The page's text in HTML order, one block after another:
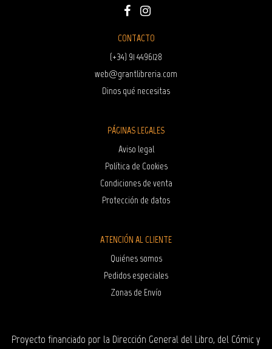
CONTACTO
(+34) 91 4496128
web@grantlibreria.com
Dinos qué necesitas
PÁGINAS LEGALES
Aviso legal
Política de Cookies
Condiciones de venta
Protección de datos
ATENCIÓN AL CLIENTE
Quiénes somos
Pedidos especiales
Zonas de Envío
Proyecto financiado por la Dirección General del Libro, del Cómic y